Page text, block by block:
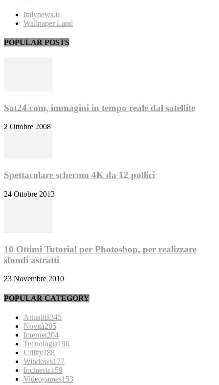
Italynews.it
Wallpaper Land
POPULAR POSTS
Sat24.com, immagini in tempo reale dal satellite
2 Ottobre 2008
Spettacolare schermo 4K da 12 pollici
24 Ottobre 2013
10 Ottimi Tutorial per Photoshop, per realizzare
sfondi astratti
23 Novembre 2010
POPULAR CATEGORY
Attualità345
Novità285
Internet204
Tecnologia196
Utility188
Windows177
Inchieste159
Videogames153